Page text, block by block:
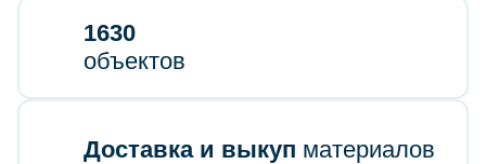
1630
объектов
Доставка и выкуп материалов